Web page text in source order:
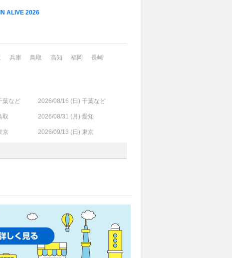
ALIVE 2026
兵庫 鳥取 高知 福岡 長崎
葉など 2026/08/16 ( 日 ) 千葉など
取 2026/08/31 (月 ) 愛知
京 2026/09/13 ( 日 ) 東京